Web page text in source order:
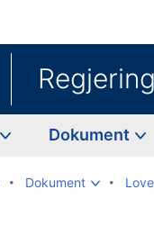
Dokument
Dokument